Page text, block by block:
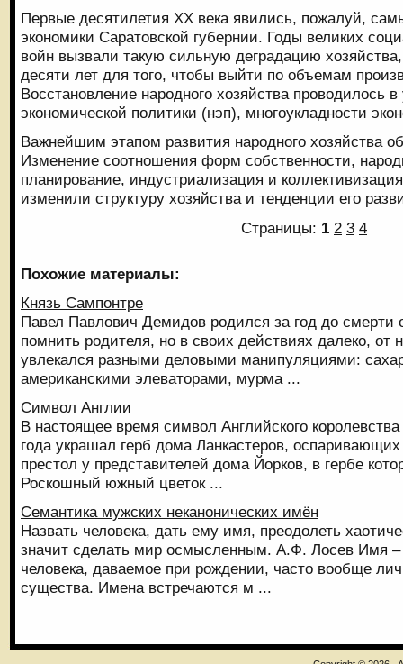
Первые десятилетия XX века явились, пожалуй,
экономики Саратовской губернии. Годы великих
войн вызвали такую сильную деградацию
десяти лет для того, чтобы выйти по объемам
Восстановление народного хозяйства проводилось
экономической политики (нэп), многоукладности
Важнейшим этапом развития народного хозяйства
Изменение соотношения форм собственности,
планирование, индустриализация и
изменили структуру хозяйства и тенденции его
Страницы: 1 2 3 4
Похожие материалы:
Князь Сампонтре
Павел Павлович Демидов родился за год до смерти
помнить родителя, но в своих действиях далеко, от
увлекался разными деловыми манипуляциями:
американскими элеваторами, мурма ...
Символ Англии
В настоящее время символ Английского
года украшал герб дома Ланкастеров,
престол у представителей дома Йорков, в гербе
Роскошный южный цветок ...
Семантика мужских неканонических имён
Назвать человека, дать ему имя, преодолеть
значит сделать мир осмысленным. А.Ф. Лосев Имя –
человека, даваемое при рождении, часто вообще
существа. Имена встречаются м ...